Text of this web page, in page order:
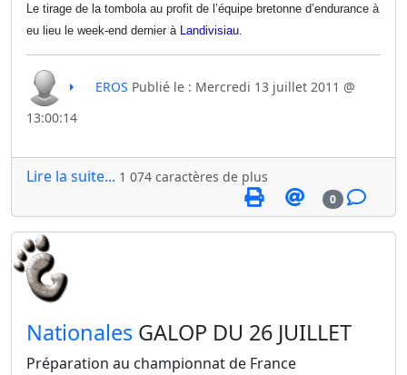
Le tirage de la tombola au profit de l’équipe bretonne d’endurance à
eu lieu le week-end dernier à Landivisiau
EROS Publié le : Mercredi 13 juillet 2011 @
13:00:14
Lire la suite... 1 074 caractères de plus
0
​Nationales GALOP DU 26 JUILLET
Préparation au championnat de France